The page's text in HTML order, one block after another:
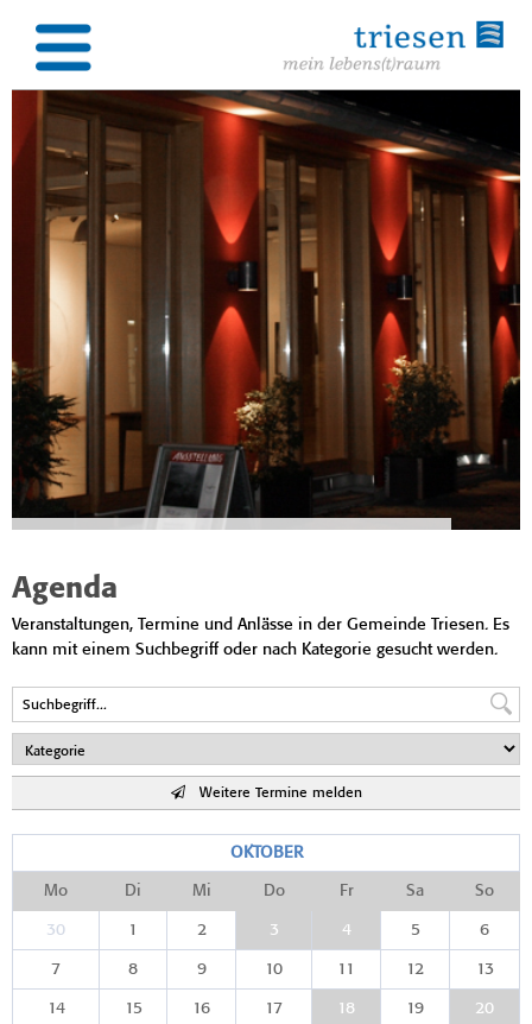
Agenda
Veranstaltungen, Termine und Anlässe in der Gemeinde Triesen. Es
kann mit einem Suchbegriff oder nach Kategorie gesucht werden.
Weitere Termine melden
OKTOBER
Mo Di Mi Do Fr Sa So
30 1 2 3 4 5 6
7 8 9 10 11 12 13
14 15 16 17 18 19 20